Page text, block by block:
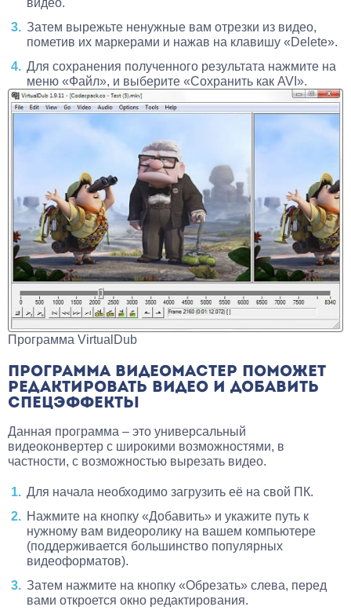
Затем вырежьте ненужные вам отрезки из видео,
пометив их маркерами и нажав на клавишу «Delete».
Для сохранения полученного результата нажмите на
меню «Файл», и выберите «Сохранить как AVI».
Программа VirtualDub
ПРОГРАММА ВИДЕОМАСТЕР ПОМОЖЕТ
РЕДАКТИРОВАТЬ ВИДЕО И ДОБАВИТЬ
СПЕЦЭФФЕКТЫ
Данная программа – это универсальный
видеоконвертер с широкими возможностями, в
частности, с возможностью вырезать видео.
Для начала необходимо загрузить её на свой ПК.
Нажмите на кнопку «Добавить» и укажите путь к
нужному вам видеоролику на вашем компьютере
(поддерживается большинство популярных
видеоформатов).
Затем нажмите на кнопку «Обрезать» слева, перед
вами откроется окно редактирования.